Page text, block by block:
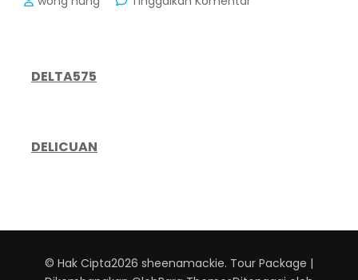
DELTA575
DELICUAN
© Hak Cipta2026 sheenamackie. Tour Package |